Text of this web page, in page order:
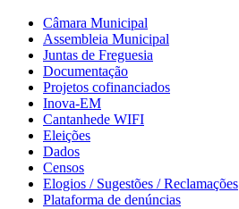
Câmara Municipal
Assembleia Municipal
Juntas de Freguesia
Documentação
Projetos cofinanciados
Inova-EM
Cantanhede WIFI
Eleições
Dados
Censos
Elogios / Sugestões / Reclamações
Plataforma de denúncias